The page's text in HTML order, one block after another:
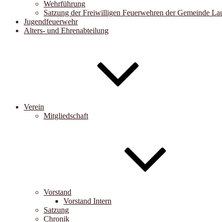
Wehrführung
Satzung der Freiwilligen Feuerwehren der Gemeinde
Jugendfeuerwehr
Alters- und Ehrenabteilung
Verein
Mitgliedschaft
Vorstand
Vorstand Intern
Satzung
Chronik